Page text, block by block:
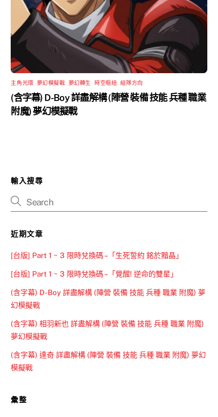
主角光環 夢幻模擬戰 夢幻轉生 時空樞紐 ,組隊方向
(含字幕) D-Boy 詳盡解構 (陣營 裝備 技能 兵種 職業
附魔) 夢幻模擬戰
輸入搜尋
近期文章
[台版] Part 1 ~ 3 限時兌換碼 –「生死誓約 銘於黯晶」
[台版] Part 1 ~ 3 限時兌換碼 –「覺醒! 逆命的雙星」
(含字幕) D-Boy 詳盡解構 (陣營 裝備 技能 兵種 職業 附魔) 夢
幻模擬戰
(含字幕) 相羽新也 詳盡解構 (陣營 裝備 技能 兵種 職業 附魔)
夢幻模擬戰
(含字幕) 達奇 詳盡解構 (陣營 裝備 技能 兵種 職業 附魔) 夢幻
模擬戰
彙整